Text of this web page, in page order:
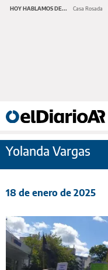
HOY HABLAMOS DE... Casa Rosada
Yolanda Vargas
18 de enero de 2025